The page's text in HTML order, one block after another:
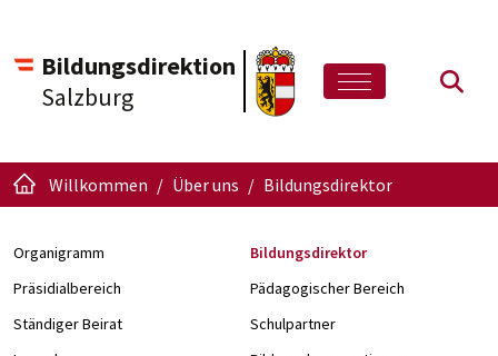
Bildungsdirektion
Salzburg
Willkommen Über uns Bildungsdirektor
Organigramm
Bildungsdirektor
Präsidialbereich
Pädagogischer Bereich
Ständiger Beirat
Schulpartner